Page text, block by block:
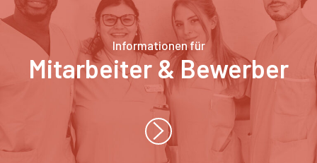
Informationen für
Mitarbeiter & Bewerber